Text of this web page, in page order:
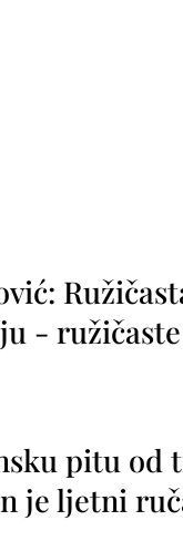
-
pitu od
je ljetni